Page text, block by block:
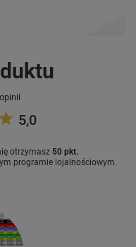
5,0
otrzymasz 50 pkt.
programie lojalnościowym.